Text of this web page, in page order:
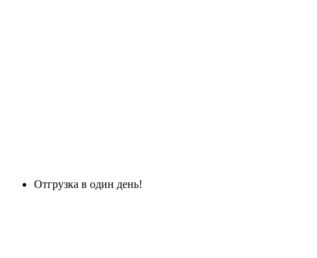
Отгрузка в один день!